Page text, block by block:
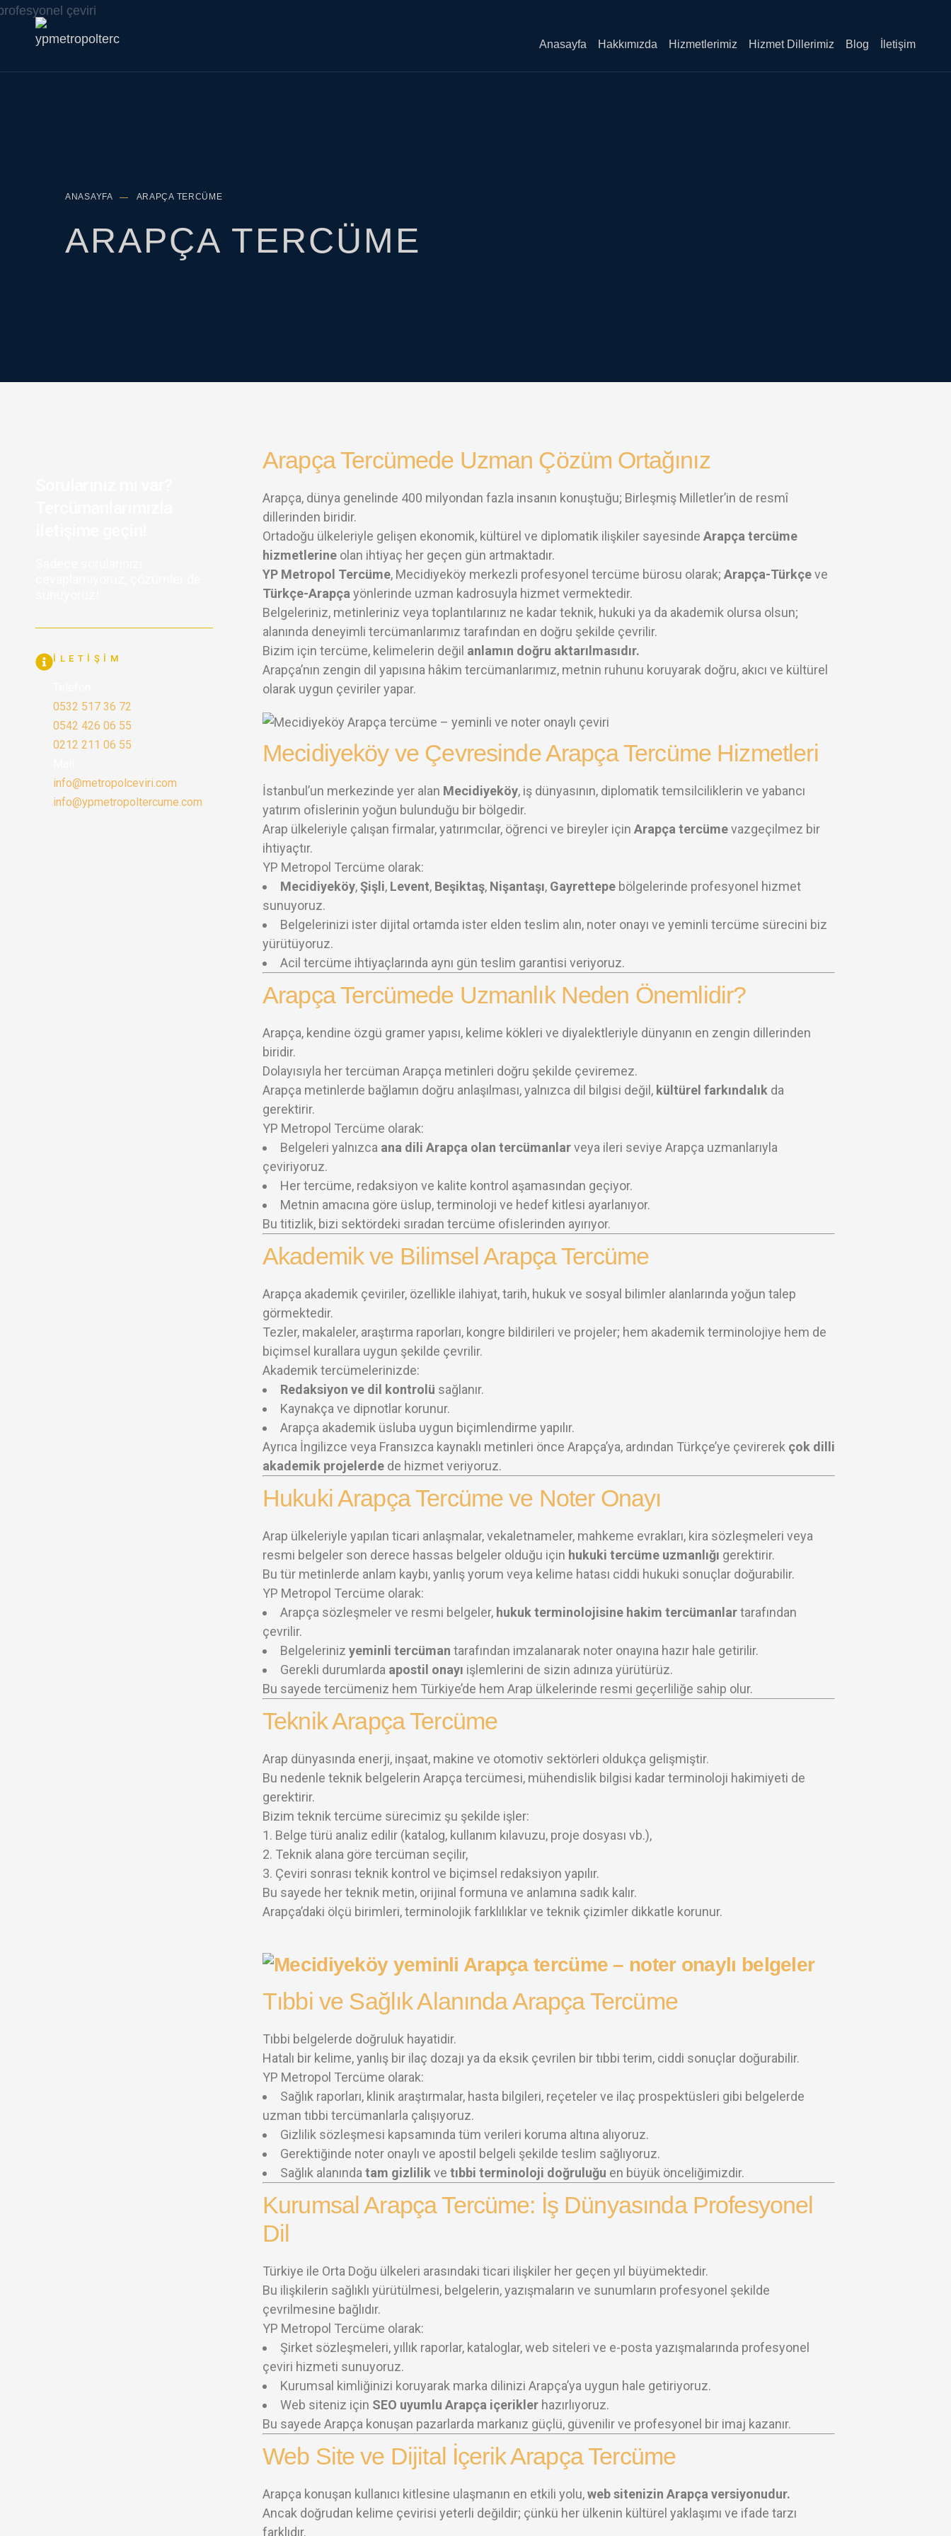
Anasayfa Hakkımızda Hizmetlerimiz Hizmet Dillerimiz Blog İletişim
ANASAYFA ARAPÇA TERCÜME
ARAPÇA TERCÜME
İLETIŞIM
0532 517 36 72
0542 426 06 55
0212 211 06 55
info@metropolceviri.com
info@ypmetropoltercume.com
Arapça Tercümede Uzman Çözüm Ortağınız
Arapça, dünya genelinde 400 milyondan fazla insanın konuştuğu; Birleşmiş Milletler’in de resmî
dillerinden biridir.
Ortadoğu ülkeleriyle gelişen ekonomik, kültürel ve diplomatik ilişkiler sayesinde Arapça tercüme
hizmetlerine olan ihtiyaç her geçen gün artmaktadır.
YP Metropol Tercüme, Mecidiyeköy merkezli profesyonel tercüme bürosu olarak; Arapça-Türkçeve
Türkçe-Arapça yönlerinde uzman kadrosuyla hizmet vermektedir.
Belgeleriniz, metinleriniz veya toplantılarınız ne kadar teknik, hukuki ya da akademik olursa olsun;
alanında deneyimli tercümanlarımız tarafından en doğru şekilde çevrilir.
Bizim için tercüme, kelimelerin değil anlamın doğru aktarılmasıdır.
Arapça’nın zengin dil yapısına hâkim tercümanlarımız, metnin ruhunu koruyarak doğru, akıcı ve kültürel
olarak uygun çeviriler yapar.
Mecidiyeköy ve Çevresinde Arapça Tercüme Hizmetleri
İstanbul’un merkezinde yer alan Mecidiyeköy, iş dünyasının, diplomatik temsilciliklerin ve yabancı
yatırım ofislerinin yoğun bulunduğu bir bölgedir.
Arap ülkeleriyle çalışan firmalar, yatırımcılar, öğrenci ve bireyler için Arapça tercümevazgeçilmez bir
ihtiyaçtır.
YP Metropol Tercüme olarak:
Mecidiyeköy,Şişli, Levent, Beşiktaş, Nişantaşı, Gayrettepe bölgelerinde profesyonel hizmet
sunuyoruz.
Belgelerinizi ister dijital ortamda ister elden teslim alın, noter onayı ve yeminli tercüme sürecini biz
yürütüyoruz.
Acil tercüme ihtiyaçlarında aynı gün teslim garantisi veriyoruz.
Arapça Tercümede Uzmanlık Neden Önemlidir?
Arapça, kendine özgü gramer yapısı, kelime kökleri ve diyalektleriyle dünyanın en zengin dillerinden
biridir.
Dolayısıyla her tercüman Arapça metinleri doğru şekilde çeviremez.
Arapça metinlerde bağlamın doğru anlaşılması, yalnızca dil bilgisi değil, kültürel farkındalık da
gerektirir.
YP Metropol Tercüme olarak:
Belgeleri yalnızca ana dili Arapça olan tercümanlarveya ileri seviye Arapça uzmanlarıyla
çeviriyoruz.
Her tercüme, redaksiyon ve kalite kontrol aşamasından geçiyor.
Metnin amacına göre üslup, terminoloji ve hedef kitlesi ayarlanıyor.
Bu titizlik, bizi sektördeki sıradan tercüme ofislerinden ayırıyor.
Akademik ve Bilimsel Arapça Tercüme
Arapça akademik çeviriler, özellikle ilahiyat, tarih, hukuk ve sosyal bilimler alanlarında yoğun talep
görmektedir.
Tezler, makaleler, araştırma raporları, kongre bildirileri ve projeler; hem akademik terminolojiye hem de
biçimsel kurallara uygun şekilde çevrilir.
Akademik tercümelerinizde:
Redaksiyon ve dil kontrolü sağlanır.
Kaynakça ve dipnotlar korunur.
Arapça akademik üsluba uygun biçimlendirme yapılır.
Ayrıca İngilizce veya Fransızca kaynaklı metinleri önce Arapça’ya, ardından Türkçe’ye çevirerek çok dilli
akademik projelerde de hizmet veriyoruz.
Hukuki Arapça Tercüme ve Noter Onayı
Arap ülkeleriyle yapılan ticari anlaşmalar, vekaletnameler, mahkeme evrakları, kira sözleşmeleri veya
resmi belgeler son derece hassas belgeler olduğu için hukuki tercüme uzmanlığı gerektirir.
Bu tür metinlerde anlam kaybı, yanlış yorum veya kelime hatası ciddi hukuki sonuçlar doğurabilir.
YP Metropol Tercüme olarak:
Arapça sözleşmeler ve resmi belgeler, hukuk terminolojisine hakim tercümanlartarafından
çevrilir.
Belgeleriniz yeminli tercüman tarafından imzalanarak noter onayına hazır hale getirilir.
Gerekli durumlarda apostil onayı işlemlerini de sizin adınıza yürütürüz.
Bu sayede tercümeniz hem Türkiye’de hem Arap ülkelerinde resmi geçerliliğe sahip olur.
Teknik Arapça Tercüme
Arap dünyasında enerji, inşaat, makine ve otomotiv sektörleri oldukça gelişmiştir.
Bu nedenle teknik belgelerin Arapça tercümesi, mühendislik bilgisi kadar terminoloji hakimiyeti de
gerektirir.
Bizim teknik tercüme sürecimiz şu şekilde işler:
Belge türü analiz edilir (katalog, kullanım kılavuzu, proje dosyası vb.),
Teknik alana göre tercüman seçilir,
Çeviri sonrası teknik kontrol ve biçimsel redaksiyon yapılır.
Bu sayede her teknik metin, orijinal formuna ve anlamına sadık kalır.
Arapça’daki ölçü birimleri, terminolojik farklılıklar ve teknik çizimler dikkatle korunur.
Tıbbi ve Sağlık Alanında Arapça Tercüme
Tıbbi belgelerde doğruluk hayatidir.
Hatalı bir kelime, yanlış bir ilaç dozajı ya da eksik çevrilen bir tıbbi terim, ciddi sonuçlar doğurabilir.
YP Metropol Tercüme olarak:
Sağlık raporları, klinik araştırmalar, hasta bilgileri, reçeteler ve ilaç prospektüsleri gibi belgelerde
uzman tıbbi tercümanlarla çalışıyoruz.
Gizlilik sözleşmesi kapsamında tüm verileri koruma altına alıyoruz.
Gerektiğinde noter onaylı ve apostil belgeli şekilde teslim sağlıyoruz.
Sağlık alanında tam gizlilik ve tıbbi terminoloji doğruluğu en büyük önceliğimizdir.
Kurumsal Arapça Tercüme: İş Dünyasında Profesyonel
Dil
Türkiye ile Orta Doğu ülkeleri arasındaki ticari ilişkiler her geçen yıl büyümektedir.
Bu ilişkilerin sağlıklı yürütülmesi, belgelerin, yazışmaların ve sunumların profesyonel şekilde
çevrilmesine bağlıdır.
YP Metropol Tercüme olarak:
Şirket sözleşmeleri, yıllık raporlar, kataloglar, web siteleri ve e-posta yazışmalarında profesyonel
çeviri hizmeti sunuyoruz.
Kurumsal kimliğinizi koruyarak marka dilinizi Arapça’ya uygun hale getiriyoruz.
Web siteniz için SEO uyumlu Arapça içerikler hazırlıyoruz.
Bu sayede Arapça konuşan pazarlarda markanız güçlü, güvenilir ve profesyonel bir imaj kazanır.
Web Site ve Dijital İçerik Arapça Tercüme
Arapça konuşan kullanıcı kitlesine ulaşmanın en etkili yolu,web sitenizin Arapça versiyonudur.
Ancak doğrudan kelime çevirisi yeterli değildir; çünkü her ülkenin kültürel yaklaşımı ve ifade tarzı
farklıdır.
Search for: